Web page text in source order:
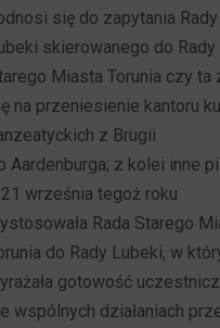
się do zapytania Rady
skierowanego do Rady
Miasta Torunia czy ta
na przeniesienie kantoru
z Brugii
Aardenburga; z kolei inne
września tegoż roku
Rada Starego
do Rady Lubeki, w
gotowość
wspólnych działaniach